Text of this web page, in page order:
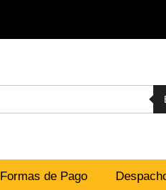
Formas de Pago